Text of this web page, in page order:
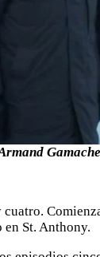
en St. Anthony.